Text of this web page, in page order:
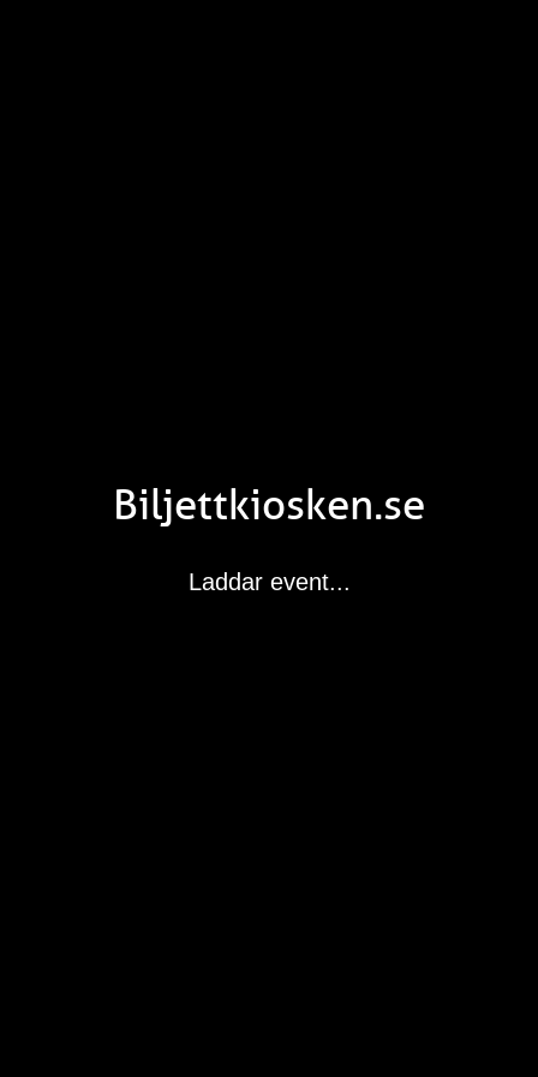
Biljettkiosken.se
Laddar event...